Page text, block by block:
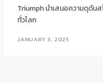
Triumph นำเสนอความดุดั
ทั่วโลก
JANUARY 3, 2025